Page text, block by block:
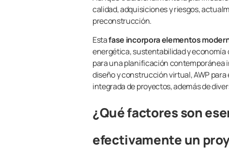
calidad, adquisiciones y riesgos,
preconstrucción.
Estafase incorpora elementos
energética, sustentabilidad y
para una planificación contemporánea
diseño y construcción virtual, AWP
integrada de proyectos, además de
¿Qué factores son
efectivamente un